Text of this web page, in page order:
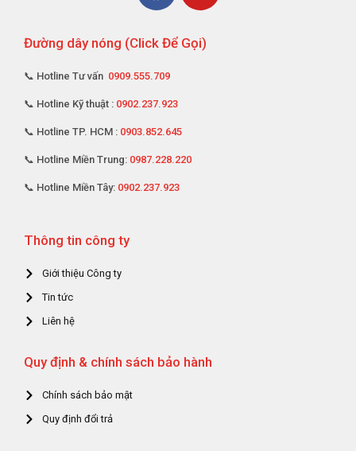
Đường dây nóng (Click Để Gọi)
📞 Hotline Tư vấn 0909.555.709
📞 Hotline Kỹ thuật : 0902.237.923
📞 Hotline TP. HCM : 0903.852.645
📞 Hotline Miền Trung: 0987.228.220
📞 Hotline Miền Tây: 0902.237.923
Thông tin công ty
Giới thiệu Công ty
Tin tức
Liên hệ
Quy định & chính sách bảo hành
Chính sách bảo mật
Quy định đổi trả